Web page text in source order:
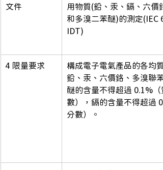
文件
用物質(鉛、汞、鎘、六價
和多溴二苯醚)的測定(IEC
IDT)
4 限量要求
構成電子電氣產品的各均
鉛、汞、六價鉻、多溴聯
醚的含量不得超過 0.1%（
數），鎘的含量不得超過
分數）。